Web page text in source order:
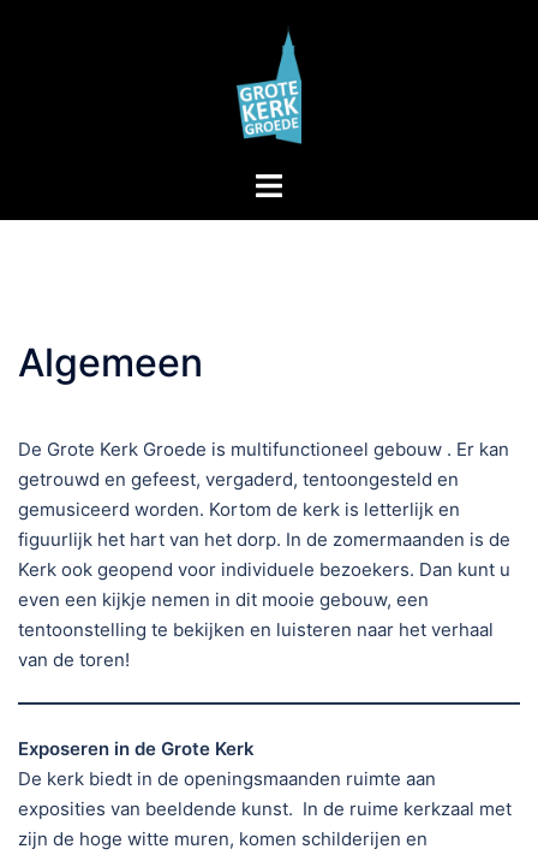
Algemeen
De Grote Kerk Groede is multifunctioneel gebouw . Er kan
getrouwd en gefeest, vergaderd, tentoongesteld en
gemusiceerd worden. Kortom de kerk is letterlijk en
figuurlijk het hart van het dorp. In de zomermaanden is de
Kerk ook geopend voor individuele bezoekers. Dan kunt u
even een kijkje nemen in dit mooie gebouw, een
tentoonstelling te bekijken en luisteren naar het verhaal
van de toren!
Exposeren in de Grote Kerk
De kerk biedt in de openingsmaanden ruimte aan
exposities van beeldende kunst. In de ruime kerkzaal met
zijn de hoge witte muren, komen schilderijen en